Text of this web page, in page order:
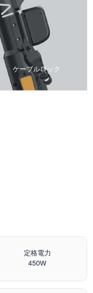
ケーブルロック
定格電力
450W